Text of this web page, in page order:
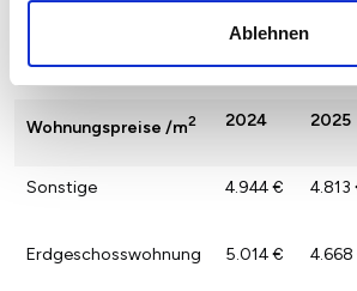
Ablehnen
Quadratmeterpreise in Bodman-
Wohnungen nach Wohnungstyp
Wohnungspreise /m2 2024 2025
Sonstige 4.944 € 4.813
Erdgeschosswohnung 5.014 € 4.668